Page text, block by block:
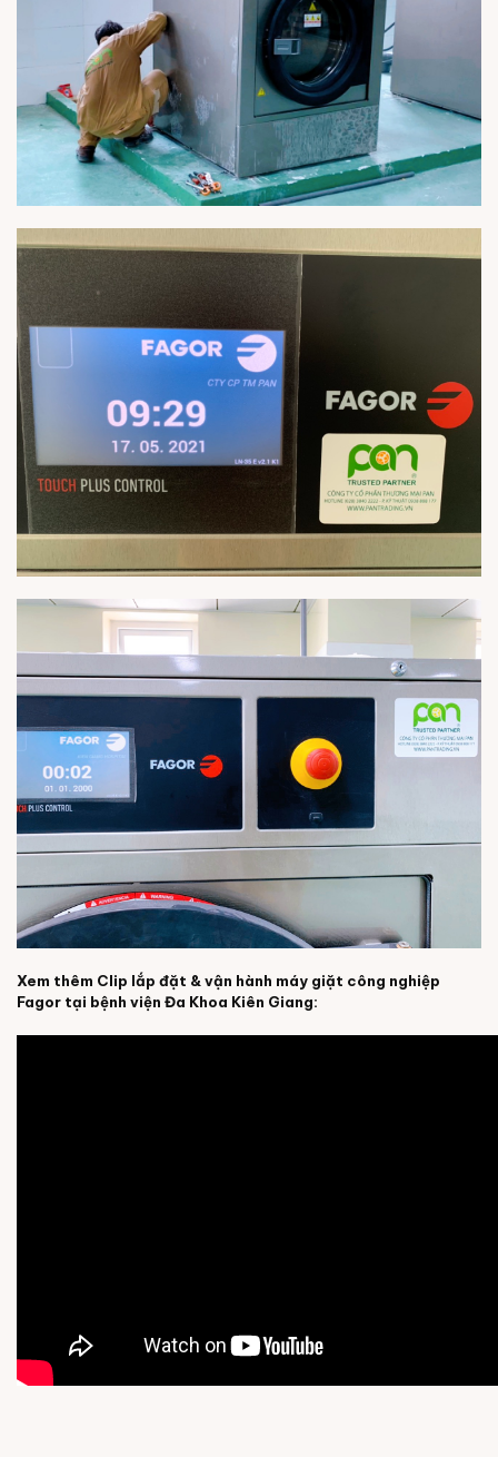
Xem thêm Clip lắp đặt & vận hành máy giặt công nghiệp
Fagor tại bệnh viện Đa Khoa Kiên Giang: